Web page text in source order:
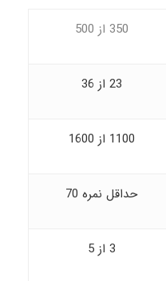
350 از 500
23 از 36
1100 از 1600
حداقل نمره 70
3 از 5